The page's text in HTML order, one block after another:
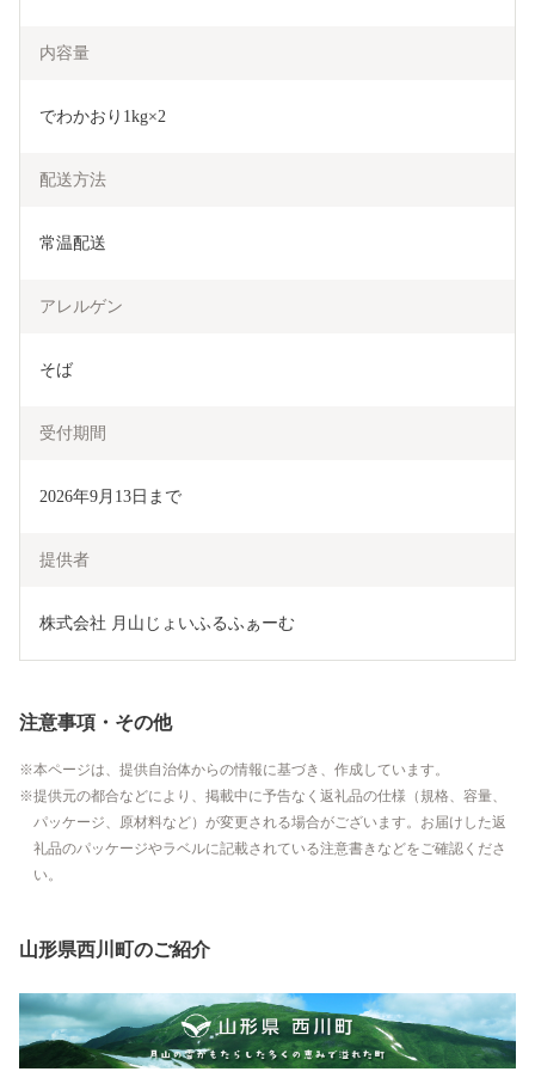
内容量
でわかおり1kg×2
配送方法
常温配送
アレルゲン
そば
受付期間
2026年9月13日まで
提供者
株式会社 月山じょいふるふぁーむ
注意事項・その他
本ページは、提供自治体からの情報に基づき、作成しています。
提供元の都合などにより、掲載中に予告なく返礼品の仕様（規格、容量、
パッケージ、原材料など）が変更される場合がございます。お届けした返
礼品のパッケージやラベルに記載されている注意書きなどをご確認くださ
い。
山形県西川町のご紹介